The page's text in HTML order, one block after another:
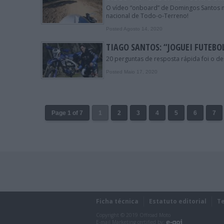
O vídeo “onboard” de Domingos
nacional de Todo-o-Terreno!
Posted Agosto 14, 2020
TIAGO SANTOS: “JOGUEI
20 perguntas de resposta rápida foi o
Posted Maio 17, 2020
Page 1 of 7 1 2 3 4 5 6 7
Ficha técnica Estatuto editorial